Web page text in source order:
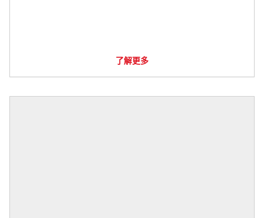
了解更多